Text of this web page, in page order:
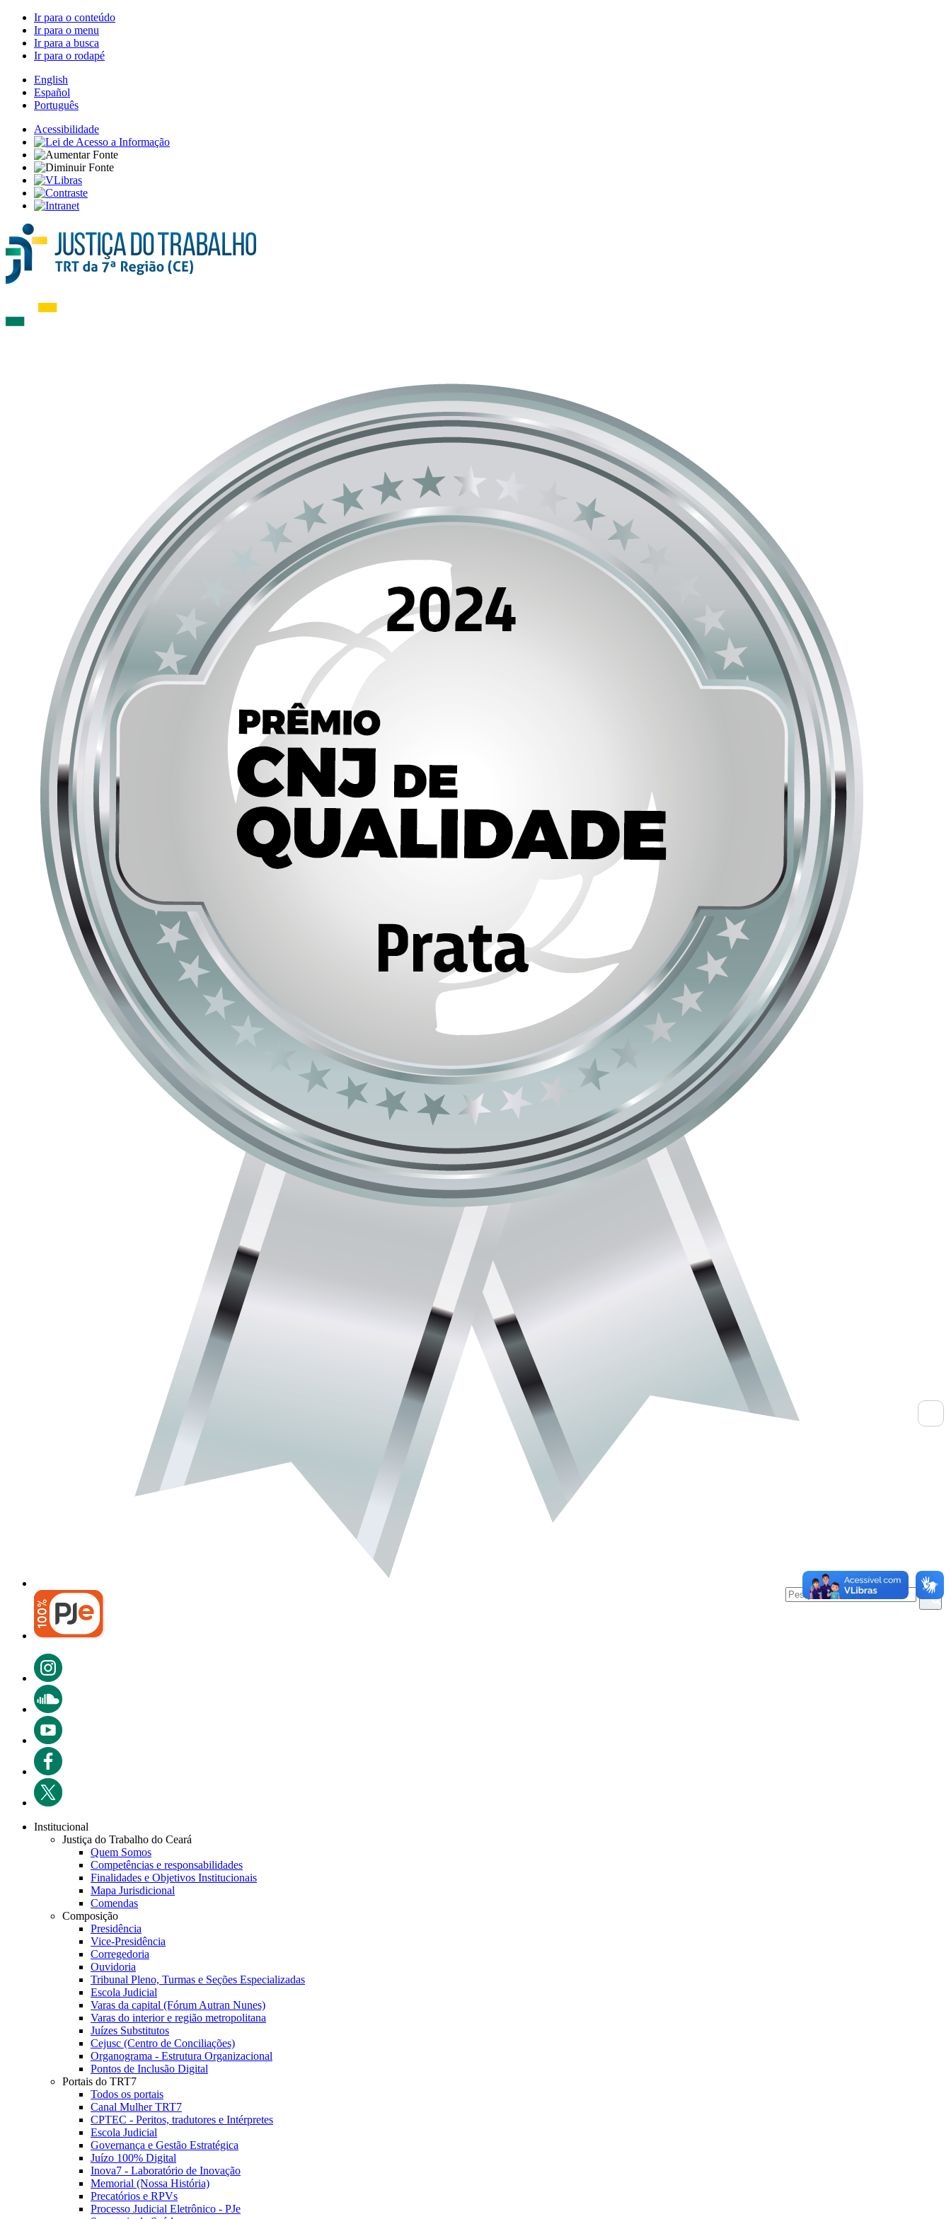
Ir para o conteúdo
Ir para o menu
Ir para a busca
Ir para o rodapé
English
Español
Português
Acessibilidade
Institucional
Justiça do Trabalho do Ceará
Quem Somos
Competências e responsabilidades
Finalidades e Objetivos Institucionais
Mapa Jurisdicional
Comendas
Composição
Presidência
Vice-Presidência
Corregedoria
Ouvidoria
Tribunal Pleno, Turmas e Seções Especializadas
Escola Judicial
Varas da capital (Fórum Autran Nunes)
Varas do interior e região metropolitana
Juízes Substitutos
Cejusc (Centro de Conciliações)
Organograma - Estrutura Organizacional
Pontos de Inclusão Digital
Portais do TRT7
Todos os portais
Canal Mulher TRT7
CPTEC - Peritos, tradutores e Intérpretes
Escola Judicial
Governança e Gestão Estratégica
Juízo 100% Digital
Inova7 - Laboratório de Inovação
Memorial (Nossa História)
Precatórios e RPVs
Processo Judicial Eletrônico - PJe